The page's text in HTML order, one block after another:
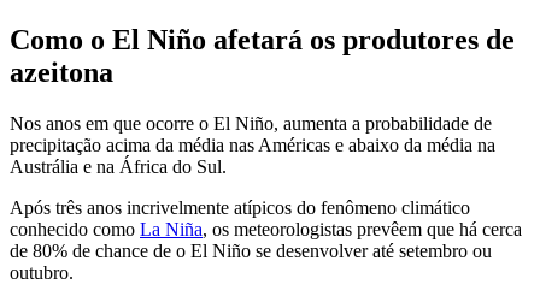
Como o El Niño afetará os produtores de
azeitona
Nos anos em que ocorre o El Niño, aumenta a probabilidade de
precipitação acima da média nas Américas e abaixo da média na
Austrália e na África do Sul.
Após três anos incrivelmente atípicos do fenômeno climático
conhecido como La Niña, os meteorologistas prevêem que há cerca
de 80% de chance de o El Niño se desenvolver até setembro ou
outubro.